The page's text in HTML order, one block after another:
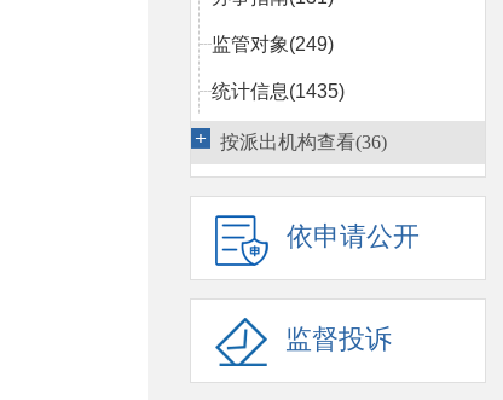
监管对象(249)
统计信息(1435)
行政处罚决定(2027)
行政执法当事人承诺(14)
行政复议(1540)
监管措施(814)
按派出机构查看(36)
依申请公开
监督投诉